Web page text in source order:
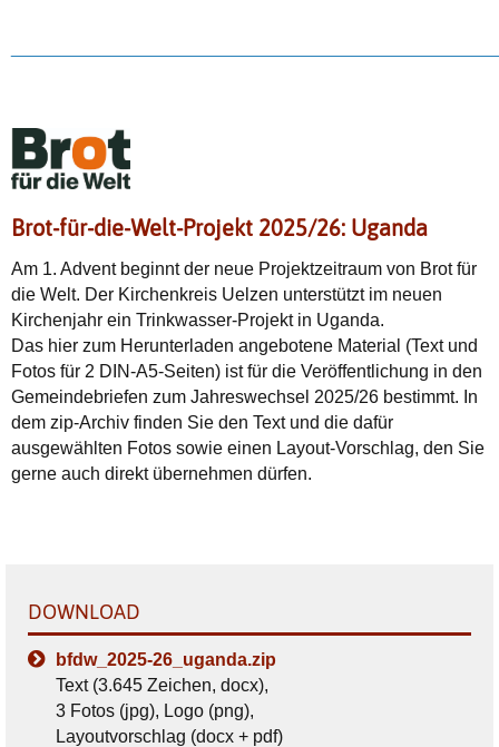
Brot-für-die-Welt-Projekt 2025/26: Uganda
Am 1. Advent beginnt der neue Projektzeitraum von Brot für
die Welt. Der Kirchenkreis Uelzen unterstützt im neuen
Kirchenjahr ein Trinkwasser-Projekt in Uganda.
Das hier zum Herunterladen angebotene Material (Text und
Fotos für 2 DIN-A5-Seiten) ist für die Veröffentlichung in den
Gemeindebriefen zum Jahreswechsel 2025/26 bestimmt. In
dem zip-Archiv finden Sie den Text und die dafür
ausgewählten Fotos sowie einen Layout-Vorschlag, den Sie
gerne auch direkt übernehmen dürfen.
DOWNLOAD
bfdw_2025-26_uganda.zip
Text (3.645 Zeichen, docx),
3 Fotos (jpg), Logo (png),
Layoutvorschlag (docx + pdf)